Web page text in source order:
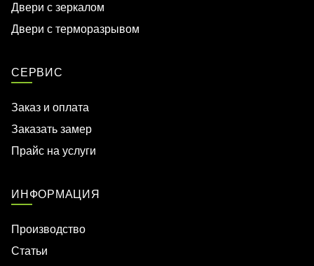
Двери с зеркалом
Двери с терморазрывом
СЕРВИС
Заказ и оплата
Заказать замер
Прайс на услуги
ИНФОРМАЦИЯ
Производство
Статьи